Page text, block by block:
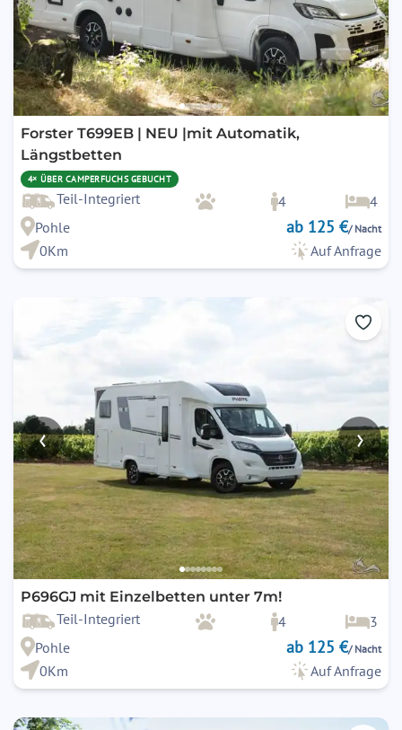
Forster T699EB | NEU |mit Automatik,
Längstbetten
4× ÜBER CAMPERFUCHS GEBUCHT
Teil-Integriert 4
4
Pohle
ab 125 €/ Nacht
0Km Auf Anfrage
‹ ›
P696GJ mit Einzelbetten unter 7m!
Teil-Integriert 4
3
Pohle
ab 125 €/ Nacht
0Km Auf Anfrage